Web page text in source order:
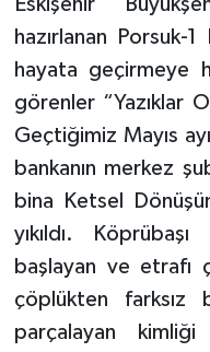
Eskişehir
hazırlanan Porsuk-
hayata geçirmeye
görenler “Yazıklar
Geçtiğimiz Mayıs
bankanın merkez
bina Ketsel
yıkıldı.
başlayan ve etrafı
çöplükten farksız
parçalayan